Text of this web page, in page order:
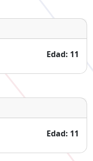
Edad: 11
Edad: 11